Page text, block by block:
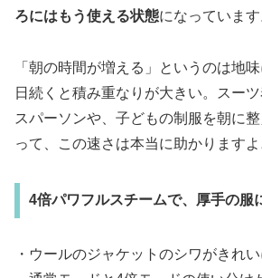
ろにはもう使える状態になっています
「朝の時間が増える」というのは地
日続くと積み重なりが大きい。スー
スパーソンや、子どもの制服を朝に
って、この速さは本当に助かりますよ
4倍パワフルスチームで、厚手の服
・ウールのジャケットのシワがきれ